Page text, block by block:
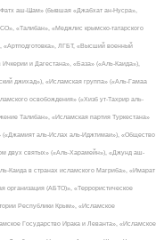
аш-Шам» (бывшая «Джабхат ан-Нусра»,
«Талибан», «Меджлис крымско-татарского
«Артподготовка», ЛГБТ, «Высший военный
и Дагестана», «База» («Аль-Каида»),
джихад»), «Исламская группа» («Аль-Гамаа
освобождения» («Хизб ут-Тахрир аль-
Талибан», «Исламская партия Туркестана»
аль-Ислах аль-Иджтимаи»), «Общество
двух святых» («Аль-Харамейн»), «Джунд аш-
Каида в странах исламского Магриба», «Имарат
организация (АБТО)», «Террористическое
Республики Крым», «Исламское
Государство Ирака и Леванта», «Исламское